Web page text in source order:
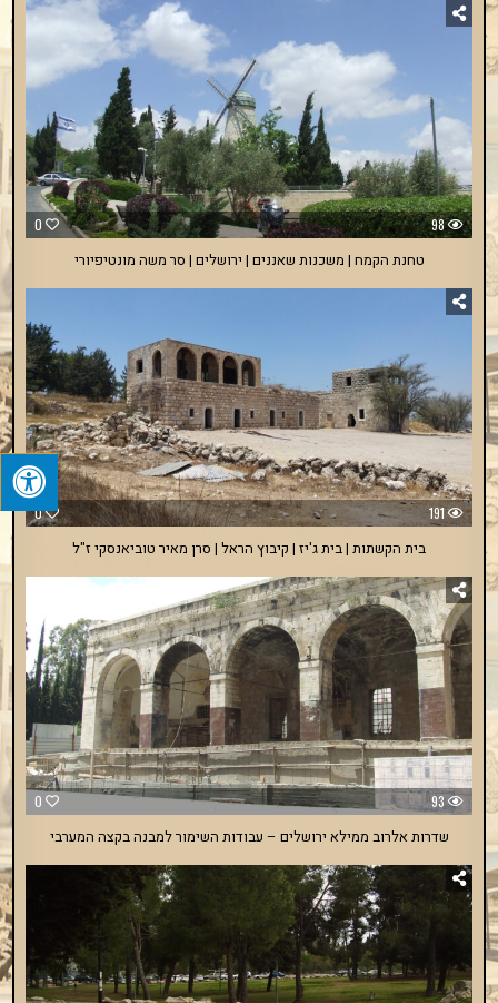
0 98
טחנת הקמח | משכנות שאננים | ירושלים | סר משה מונטיפיורי
0 191
בית הקשתות | בית ג'יז | קיבוץ הראל | סרן מאיר טוביאנסקי ז"ל
0 93
שדרות אלרוב ממילא ירושלים – עבודות השימור למבנה בקצה המערבי